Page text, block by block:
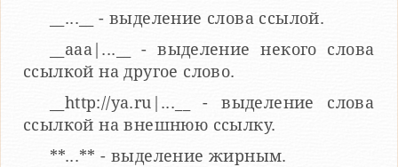
__...__ - выделение слова ссылой.
__aaa|...__ - выделение некого слова
ссылкой на другое слово.
__http://ya.ru|...__ - выделение слова
ссылкой на внешнюю ссылку.
**...** - выделение жирным.